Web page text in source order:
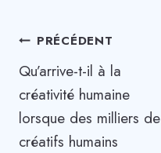
Navigation
de
l’article
PRÉCÉDENT
Qu’arrive-t-il à la
créativité humaine
lorsque des milliers de
créatifs humains